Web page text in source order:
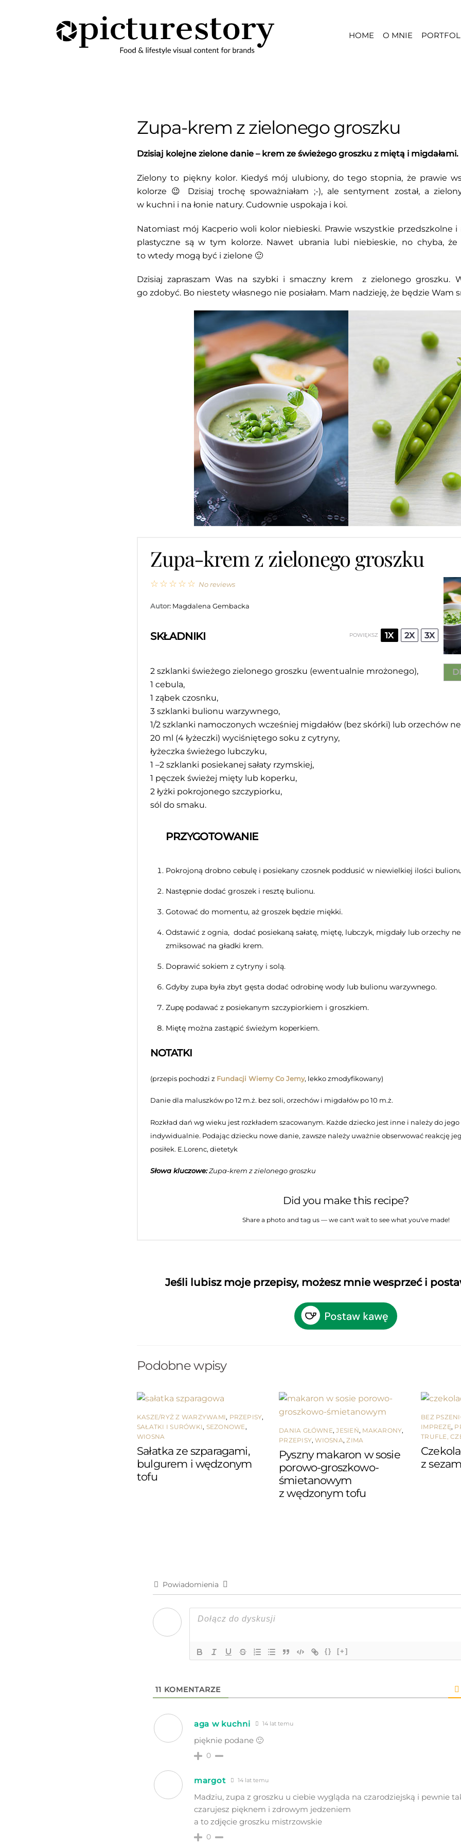
HOME O MNIE
Zupa-krem z zielonego groszku
Dzisiaj kolejne zielone danie – krem ze świeżego groszku z miętą i migdałami.
Zielony to piękny kolor. Kiedyś mój ulubiony, do tego stopnia, że prawie
kolorze 😉 Dzisiaj trochę spoważniałam ;-), ale sentyment został, a
w kuchni i na łonie natury. Cudownie uspokaja i koi.
Natomiast mój Kacperio woli kolor niebieski. Prawie wszystkie przedszkolne i
plastyczne są w tym kolorze. Nawet ubrania lubi niebieskie, no chyba,
to wtedy mogą być i zielone 🙂
Dzisiaj zapraszam Was na szybki i smaczny krem z zielonego groszku.
go zdobyć. Bo niestety własnego nie posiałam. Mam nadzieję, że będzie Wam
Zupa-krem z zielonego groszku
☆
☆
☆
☆
☆ No reviews
Autor: Magdalena Gembacka
SKŁADNIKI POWIĘKSZ 1X 2X 3X
2 szklanki świeżego zielonego groszku (ewentualnie mrożonego),
1 cebula,
1 ząbek czosnku,
3 szklanki bulionu warzywnego,
1/2 szklanki namoczonych wcześniej migdałów (bez skórki) lub orzechów
20 ml (4 łyżeczki) wyciśniętego soku z cytryny,
łyżeczka świeżego lubczyku,
1 –2 szklanki posiekanej sałaty rzymskiej,
1 pęczek świeżej mięty lub koperku,
2 łyżki pokrojonego szczypiorku,
sól do smaku.
PRZYGOTOWANIE
Pokrojoną drobno cebulę i posiekany czosnek poddusić w niewielkiej ilości
Następnie dodać groszek i resztę bulionu.
Gotować do momentu, aż groszek będzie miękki.
Odstawić z ognia, dodać posiekaną sałatę, miętę, lubczyk, migdały lub orzechy
zmiksować na gładki krem.
Doprawić sokiem z cytryny i solą.
Gdyby zupa była zbyt gęsta dodać odrobinę wody lub bulionu warzywnego.
Zupę podawać z posiekanym szczypiorkiem i groszkiem.
Miętę można zastąpić świeżym koperkiem.
NOTATKI
(przepis pochodzi z Fundacji Wiemy Co Jemy, lekko zmodyfikowany)
Danie dla maluszków po 12 m.ż. bez soli, orzechów i migdałów po 10 m.ż.
Rozkład dań wg wieku jest rozkładem szacowanym. Każde dziecko jest inne i należy do
indywidualnie. Podając dziecku nowe danie, zawsze należy uważnie obserwować reakcję
posiłek. E.Lorenc, dietetyk
Słowa kluczowe:Zupa-krem z zielonego groszku
Did you make this recipe?
Share a photo and tag us — we can't wait to see what you've made!
Jeśli lubisz moje przepisy, możesz mnie wesprzeć i
Podobne wpisy
KASZE/RYŻ Z WARZYWAMI, PRZEPISY,
SAŁATKI I SURÓWKI, SEZONOWE,
WIOSNA
Sałatka ze szparagami,
bulgurem i wędzonym
tofu
DANIA GŁÓWNE,JESIEŃ, MAKARONY,
PRZEPISY,WIOSNA,ZIMA
Pyszny makaron w sosie
porowo-groszkowo-
śmietanowym
z wędzonym tofu
BEZ
IMPREZĘ,
TRUFLE,
z
Powiadomienia
{} [+]
11 KOMENTARZE
aga w kuchni 14 lat temu
pięknie podane 🙂
0
margot 14 lat temu
Madziu, zupa z groszku u ciebie wygląda na czarodziejską i pewnie
czarujesz pięknem i zdrowym jedzeniem
a to zdjęcie groszku mistrzowskie
0